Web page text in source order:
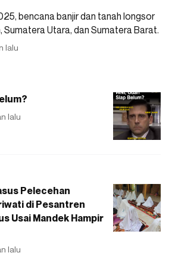
bencana banjir dan tanah longsor
Sumatera Utara, dan Sumatera Barat.
lalu
lalu
Pelecehan
di Pesantren
Usai Mandek Hampir
lalu